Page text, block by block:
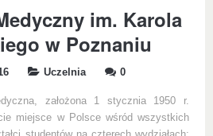
im. Karola
w Poznaniu
Uczelnia 0
założona 1 stycznia 1950 r.
miejsce w Polsce wśród wszystkich